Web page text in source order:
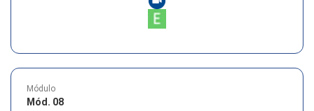
Módulo
Mód. 08